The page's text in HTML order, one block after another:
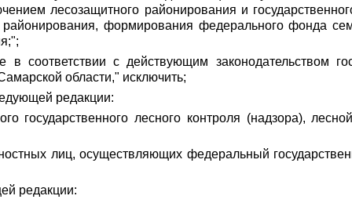
лесозащитного районирования и
формирования федерального фонда
соответствии с действующим законодательством
области," исключить;
редакции:
государственного лесного контроля (надзора),
лиц, осуществляющих федеральный
редакции: